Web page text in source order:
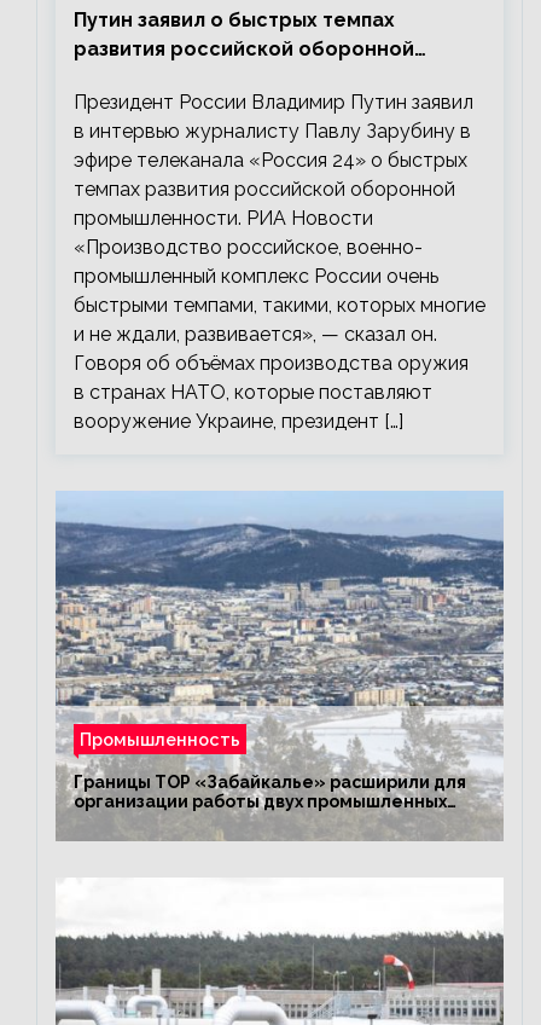
Путин заявил о быстрых темпах
развития российской оборонной
Президент России Владимир Путин заявил
в интервью журналисту Павлу Зарубину в
эфире телеканала «Россия 24» о быстрых
темпах развития российской оборонной
промышленности. РИА Новости
«Производство российское, военно-
промышленный комплекс России очень
быстрыми темпами, такими, которых многие
и не ждали, развивается», — сказал он.
Говоря об объёмах производства оружия
в странах НАТО, которые поставляют
вооружение Украине, президент […]
Промышленность
Границы ТОР «Забайкалье» расширили для
организации работы двух промышленных
предприятий